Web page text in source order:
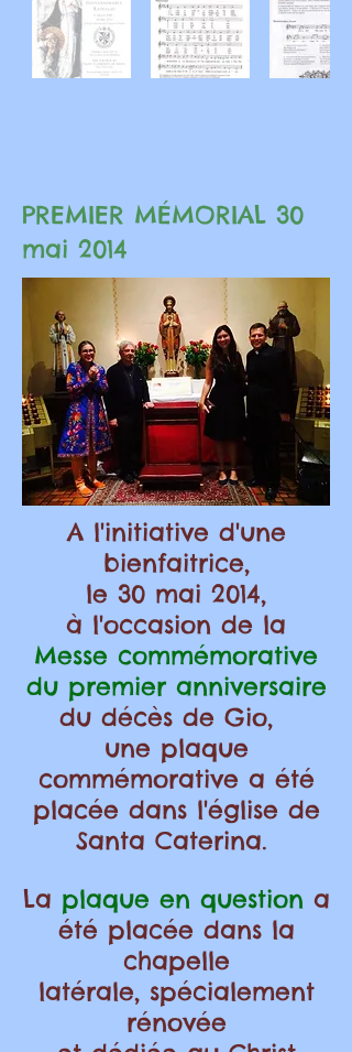
PREMIER MÉMORIAL 30
mai 2014
A l'initiative d'une
bienfaitrice,
le 30 mai 2014,
à l'occasion de la
Messe commémorative
du premier anniversaire
du décès de Gio,
une plaque
commémorative a été
placée dans l'église de
Santa Caterina.
La plaque en question a
été placée dans la
chapelle
latérale, spécialement
rénovée